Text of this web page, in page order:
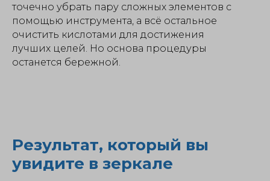
точечно убрать пару сложных элементов с
помощью инструмента, а всё остальное
очистить кислотами для достижения
лучших целей. Но основа процедуры
останется бережной.
Результат, который вы
увидите в зеркале